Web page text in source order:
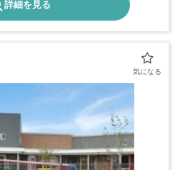
詳細を見る